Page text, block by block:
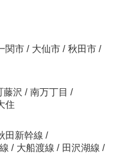
関市 / 大仙市 / 秋田市 /
藤沢 / 南万丁目 /
住
田新幹線 /
/ 大船渡線 / 田沢湖線 /